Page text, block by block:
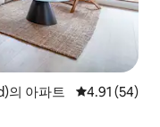
의 아파트 평점 4.91점
4.91 (54)